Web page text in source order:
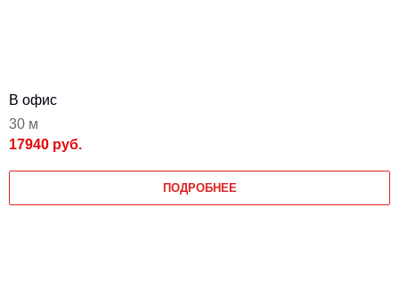
В офис
30 м
17940 руб.
ПОДРОБНЕЕ